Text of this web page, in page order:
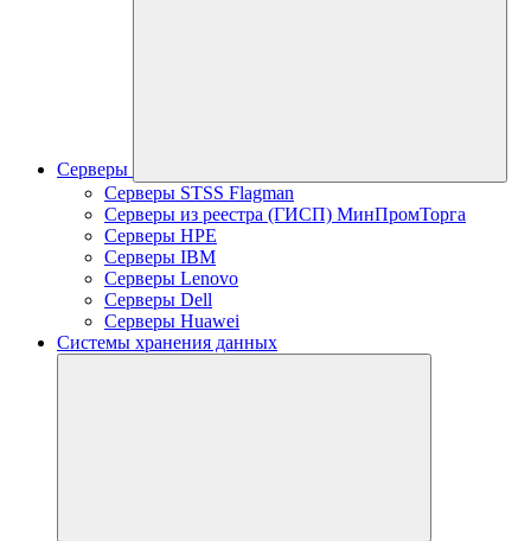
Серверы
Серверы STSS Flagman
Серверы из реестра (ГИСП) МинПромТорга
Серверы HPE
Серверы IBM
Серверы Lenovo
Серверы Dell
Серверы Huawei
Системы хранения данных